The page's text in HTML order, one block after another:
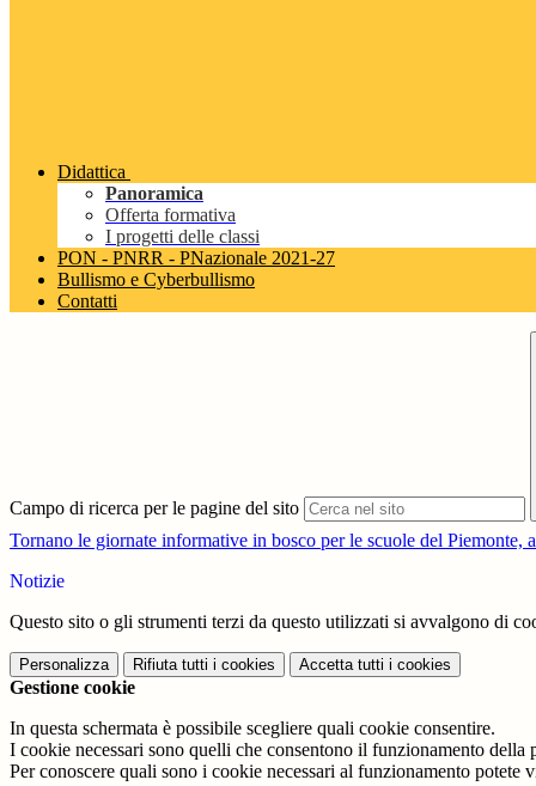
Didattica
Panoramica
Offerta formativa
I progetti delle classi
PON - PNRR - PNazionale 2021-27
Bullismo e Cyberbullismo
Contatti
Campo di ricerca per le pagine del sito
Tornano le giornate informative in bosco per le scuole del Piemonte,
Notizie
Questo sito o gli strumenti terzi da questo utilizzati si avvalgono di
Personalizza Rifiuta tutti i cookies Accetta tutti i cookies
Gestione cookie
In questa schermata è possibile scegliere quali cookie consentire.
I cookie necessari sono quelli che consentono il funzionamento
Per conoscere quali sono i cookie necessari al funzionamento potete